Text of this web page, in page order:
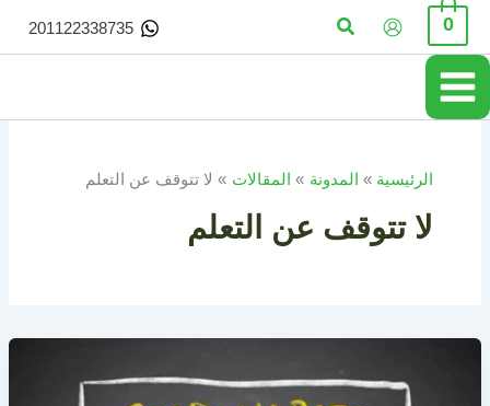
تخطي
المحتوى
0 البحث 201122338735
الرئيسية المدونة المقالات لا تتوقف عن التعلم
لا تتوقف عن التعلم